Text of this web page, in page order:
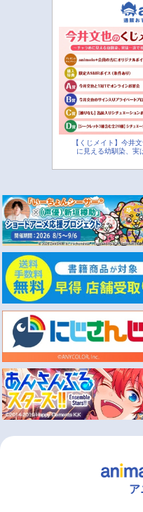
【くじメイト】今井
に見える幼馴染、実
ア